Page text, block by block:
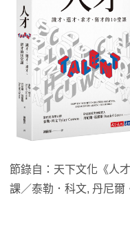
節錄自：天下文化《人
課／泰勒．科文, 丹尼爾